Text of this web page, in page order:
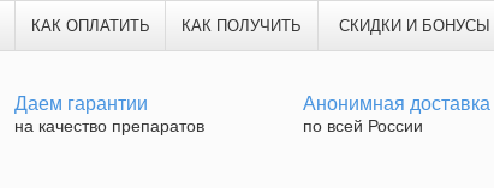
КАК ОПЛАТИТЬ КАК ПОЛУЧИТЬ СКИДКИ И БОНУСЫ
Даем гарантии
на качество препаратов
Анонимная доставка
по всей России